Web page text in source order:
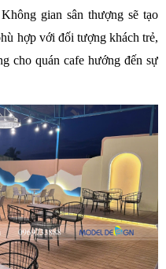
gian sân thượng sẽ tạo
hợp với đối tượng khách trẻ,
cho quán cafe hướng đến sự